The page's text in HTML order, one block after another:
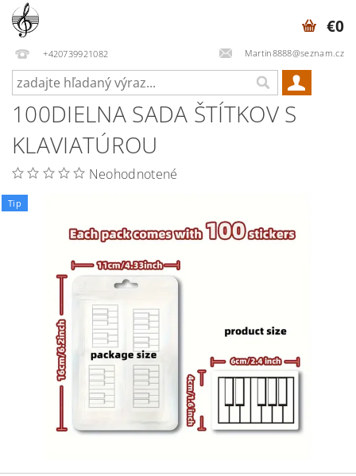
+420739921082 Martin8888@seznam.cz
€0
100DIELNA SADA ŠTÍTKOV S
KLAVIATÚROU
Neohodnotené
Tip